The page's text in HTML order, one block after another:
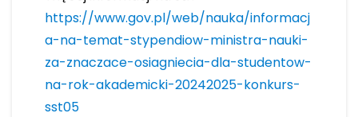
https://www.gov.pl/web/nauka/informacj
a-na-temat-stypendiow-ministra-nauki-
za-znaczace-osiagniecia-dla-studentow-
na-rok-akademicki-20242025-konkurs-
sst05